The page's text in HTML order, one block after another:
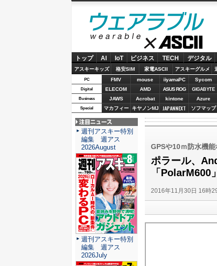
ウェアラブル
ASCII
トップ AI IoT ビジネス TECH デジタル
アスキーキッズ 格安SIM 家電ASCII アスキーグルメ
PC FMV mouse iiyamaPC Sycom
Digital ELECOM AMD ASUS ROG GIGABYTE
Business JAWS Acrobat kintone Azure
Special マカフィー キヤノンMJ JAPANNEXT ソフマップ
GPSや10ｍ防水機
ポラール、
「PolarM600
2016年11月30日 16時
注目ニュース
週刊アスキー特別
編集 週アス
2026August
週刊アスキー特別
編集 週アス
2026July